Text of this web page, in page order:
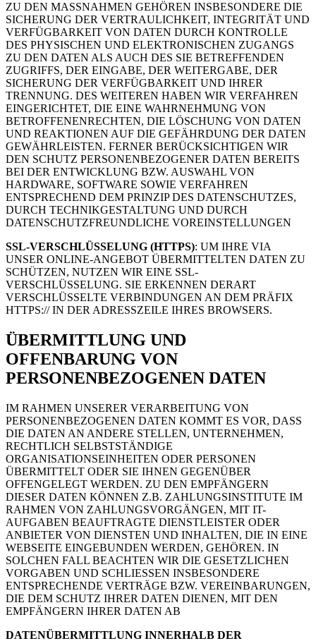
ZU DEN MASSNAHMEN GEHÖREN INSBESONDERE DIE
SICHERUNG DER VERTRAULICHKEIT, INTEGRITÄT UND
VERFÜGBARKEIT VON DATEN DURCH KONTROLLE
DES PHYSISCHEN UND ELEKTRONISCHEN ZUGANGS
ZU DEN DATEN ALS AUCH DES SIE BETREFFENDEN
ZUGRIFFS, DER EINGABE, DER WEITERGABE, DER
SICHERUNG DER VERFÜGBARKEIT UND IHRER
TRENNUNG. DES WEITEREN HABEN WIR VERFAHREN
EINGERICHTET, DIE EINE WAHRNEHMUNG VON
BETROFFENENRECHTEN, DIE LÖSCHUNG VON DATEN
UND REAKTIONEN AUF DIE GEFÄHRDUNG DER DATEN
GEWÄHRLEISTEN. FERNER BERÜCKSICHTIGEN WIR
DEN SCHUTZ PERSONENBEZOGENER DATEN BEREITS
BEI DER ENTWICKLUNG BZW. AUSWAHL VON
HARDWARE, SOFTWARE SOWIE VERFAHREN
ENTSPRECHEND DEM PRINZIP DES DATENSCHUTZES,
DURCH TECHNIKGESTALTUNG UND DURCH
DATENSCHUTZFREUNDLICHE VOREINSTELLUNGEN
SSL-VERSCHLÜSSELUNG (HTTPS): UM IHRE VIA
UNSER ONLINE-ANGEBOT ÜBERMITTELTEN DATEN ZU
SCHÜTZEN, NUTZEN WIR EINE SSL-
VERSCHLÜSSELUNG. SIE ERKENNEN DERART
VERSCHLÜSSELTE VERBINDUNGEN AN DEM PRÄFIX
HTTPS:// IN DER ADRESSZEILE IHRES BROWSERS.
ÜBERMITTLUNG UND
OFFENBARUNG VON
PERSONENBEZOGENEN DATEN
IM RAHMEN UNSERER VERARBEITUNG VON
PERSONENBEZOGENEN DATEN KOMMT ES VOR, DASS
DIE DATEN AN ANDERE STELLEN, UNTERNEHMEN,
RECHTLICH SELBSTSTÄNDIGE
ORGANISATIONSEINHEITEN ODER PERSONEN
ÜBERMITTELT ODER SIE IHNEN GEGENÜBER
OFFENGELEGT WERDEN. ZU DEN EMPFÄNGERN
DIESER DATEN KÖNNEN Z.B. ZAHLUNGSINSTITUTE IM
RAHMEN VON ZAHLUNGSVORGÄNGEN, MIT IT-
AUFGABEN BEAUFTRAGTE DIENSTLEISTER ODER
ANBIETER VON DIENSTEN UND INHALTEN, DIE IN EINE
WEBSEITE EINGEBUNDEN WERDEN, GEHÖREN. IN
SOLCHEN FALL BEACHTEN WIR DIE GESETZLICHEN
VORGABEN UND SCHLIESSEN INSBESONDERE
ENTSPRECHENDE VERTRÄGE BZW. VEREINBARUNGEN,
DIE DEM SCHUTZ IHRER DATEN DIENEN, MIT DEN
EMPFÄNGERN IHRER DATEN AB
DATENÜBERMITTLUNG INNERHALB DER